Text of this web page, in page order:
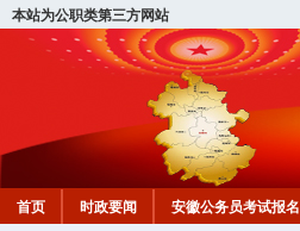
本站为公职类第三方网站
首页 时政要闻 安徽公务员考试报名